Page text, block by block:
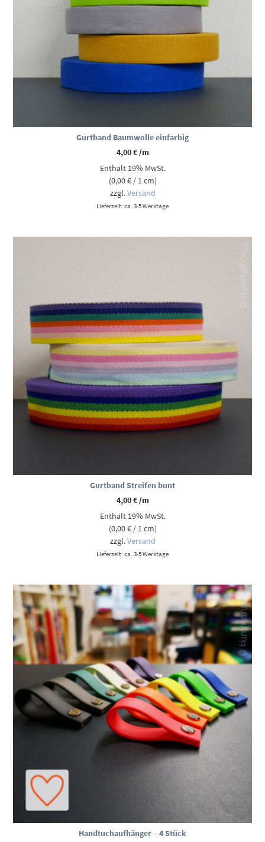
Gurtband Baumwolle einfarbig
4,00€/m
Enthält 19% MwSt.
(0,00€/ 1 cm)
zzgl.Versand
Lieferzeit: ca. 3-5 Werktage
Gurtband Streifen bunt
4,00€/m
Enthält 19% MwSt.
(0,00€/ 1 cm)
zzgl.Versand
Lieferzeit: ca. 3-5 Werktage
Handtuchaufhänger – 4 Stück